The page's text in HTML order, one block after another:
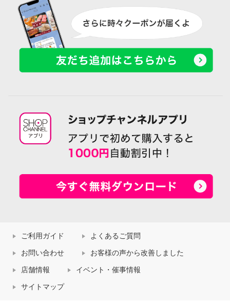
ご利用ガイド よくあるご質問
お問い合わせ お客様の声から改善しました
店舗情報 イベント・催事情報
サイトマップ